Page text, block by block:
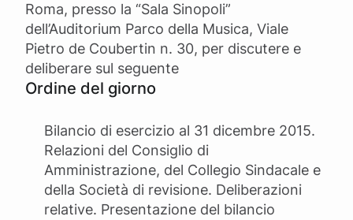
Roma, presso la “Sala Sinopoli”
dell’Auditorium Parco della Musica, Viale
Pietro de Coubertin n. 30, per discutere e
deliberare sul seguente
Ordine del giorno
Bilancio di esercizio al 31 dicembre 2015.
Relazioni del Consiglio di
Amministrazione, del Collegio Sindacale e
della Società di revisione. Deliberazioni
relative. Presentazione del bilancio